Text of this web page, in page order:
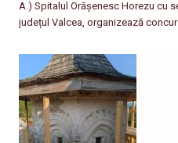
A.) Spitalul Orășenesc Horezu cu
județul Valcea, organizează